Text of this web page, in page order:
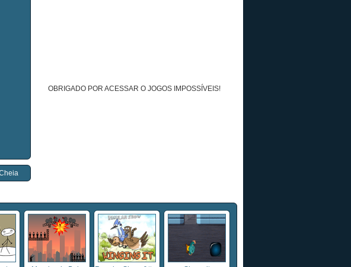
OBRIGADO POR ACESSAR O JOGOS IMPOSSÍVEIS!